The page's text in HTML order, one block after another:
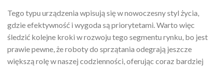
Tego typu urządzenia wpisują się w nowoczesny styl życia,
gdzie efektywność i wygoda są priorytetami. Warto więc
śledzić kolejne kroki w rozwoju tego segmentu rynku, bo jest
prawie pewne, że roboty do sprzątania odegrają jeszcze
większą rolę w naszej codzienności, oferując coraz bardziej